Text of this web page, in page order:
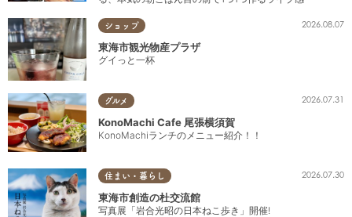
ショップ 2026.08.07
東海市観光物産プラザ
グイっと一杯
グルメ 2026.07.31
KonoMachi Cafe 尾張横須賀
KonoMachiランチのメニュー紹介！！
住まい・暮らし 2026.07.30
東海市創造の杜交流館
写真展「岩合光昭の日本ねこ歩き」開催!